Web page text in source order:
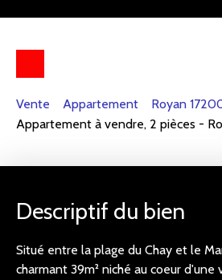
Vente Appartement
Royan
Appartement à vendre, 2 pièces -
Descriptif du bien
Situé entre la plage du Chay et le
charmant 39m² niché au coeur